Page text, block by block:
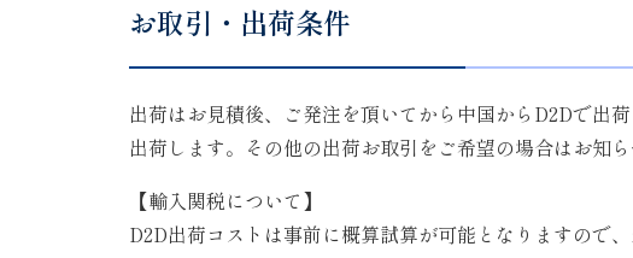
お取引・出荷条件
出荷はお見積後、ご発注を頂いてから中国からD2Dで出
出荷します。その他の出荷お取引をご希望の場合はお知
【輸入関税について】
D2D出荷コストは事前に概算試算が可能となりますので